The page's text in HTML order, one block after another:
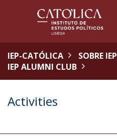
IEP-CATÓLICA SOBRE IEP
IEP ALUMNI CLUB
Activities